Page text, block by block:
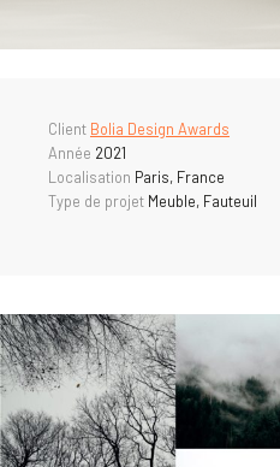
Client Bolia Design Awards
Année 2021
Localisation Paris, France
Type de projet Meuble, Fauteuil